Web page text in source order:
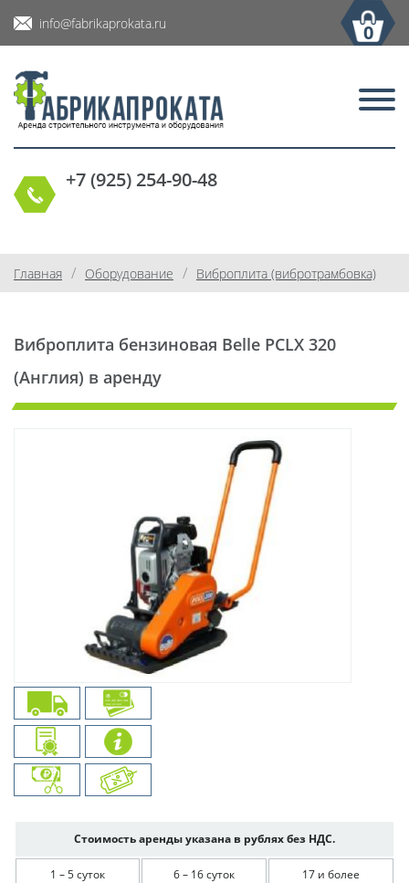
info@fabrikaprokata.ru 0
+7 (925) 254-90-48
Главная / Оборудование / Виброплита (вибротрамбовка)
Виброплита бензиновая Belle PCLX 320
(Англия) в аренду
Стоимость аренды указана в рублях без НДС.
1 – 5 суток 6 – 16 суток 17 и более